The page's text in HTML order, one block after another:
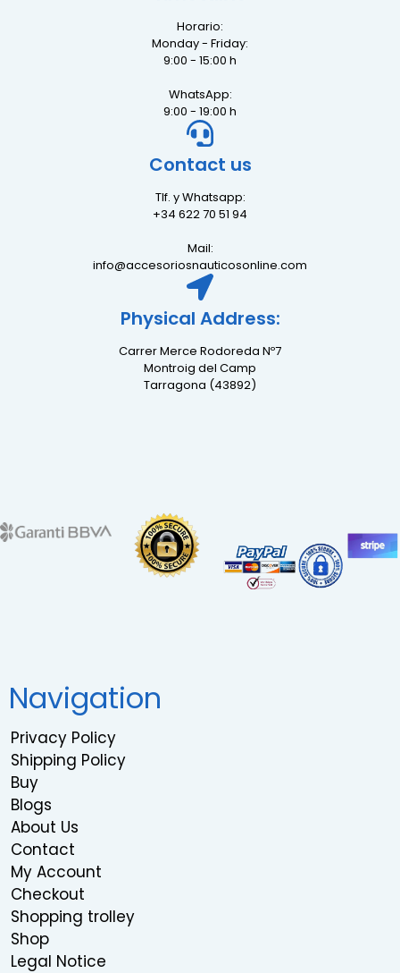
Horario:
Monday - Friday:
9:00 - 15:00 h
WhatsApp:
9:00 - 19:00 h
Contact us
Tlf. y Whatsapp:
+34 622 70 51 94
Mail:
info@accesoriosnauticosonline.com
Physical Address:
Carrer Merce Rodoreda Nº7
Montroig del Camp
Tarragona (43892)
Navigation
Privacy Policy
Shipping Policy
Buy
Blogs
About Us
Contact
My Account
Checkout
Shopping trolley
Shop
Legal Notice